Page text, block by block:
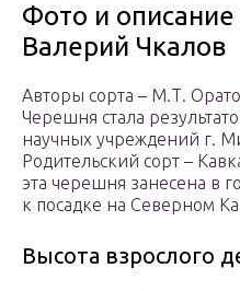
Фото и
Валерий Чкалов
Авторы сорта – М.Т.
Черешня стала
научных учреждений г.
Родительский сорт –
эта черешня занесена в
к посадке на Северном
Высота взрослого